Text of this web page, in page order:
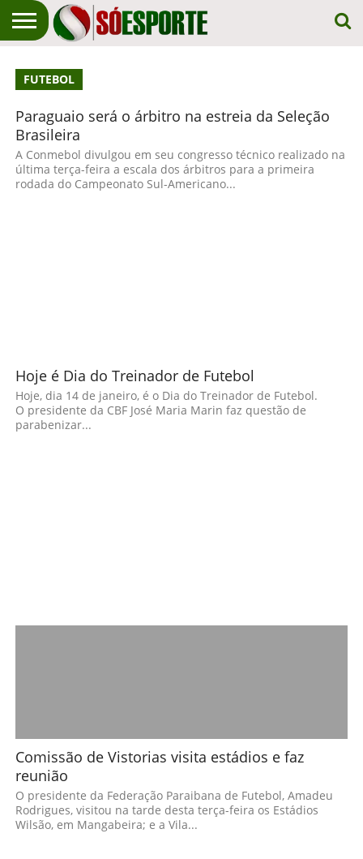
ESPORTIVA
EM
PRIMEIRO
O SÓ
ESPORTE
NOTÍCIAS
APOSTAS
FUTEBOL
Paraguaio será o árbitro na estreia da Seleção
Brasileira
A Conmebol divulgou em seu congresso técnico realizado na
última terça-feira a escala dos árbitros para a primeira
rodada do Campeonato Sul-Americano...
Hoje é Dia do Treinador de Futebol
Hoje, dia 14 de janeiro, é o Dia do Treinador de Futebol.
O presidente da CBF José Maria Marin faz questão de
parabenizar...
Comissão de Vistorias visita estádios e faz
reunião
O presidente da Federação Paraibana de Futebol, Amadeu
Rodrigues, visitou na tarde desta terça-feira os Estádios
Wilsão, em Mangabeira; e a Vila...